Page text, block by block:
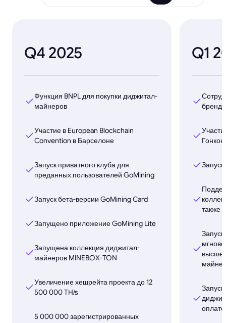
Q4 2025
Функция BNPL для покупки диджитал-
майнеров
Участие в European Blockchain
Convention в Барселоне
Запуск приватного клуба для
преданных пользователей GoMining
Запуск бета-версии GoMining Card
Запущено приложение GoMining Lite
Запущена коллекция диджитал-
майнеров MINEBOX-TON
Увеличение хешрейта проекта до 12
500 000 TH/s
5 000 000 зарегистрированных
Q1
Запуск
также